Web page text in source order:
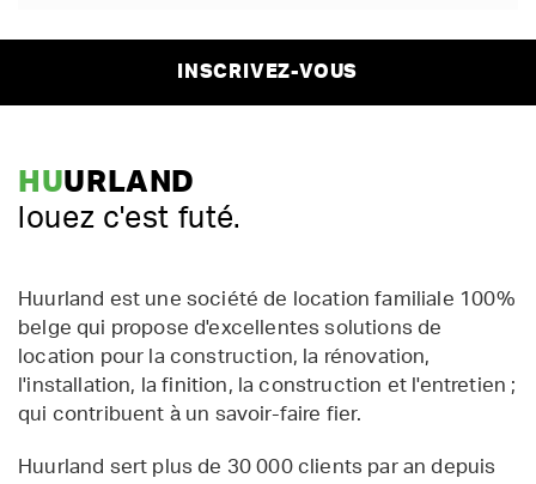
INSCRIVEZ-VOUS
HUURLAND
louez c'est futé.
Huurland est une société de location familiale 100%
belge qui propose d'excellentes solutions de
location pour la construction, la rénovation,
l'installation, la finition, la construction et l'entretien ;
qui contribuent à un savoir-faire fier.
Huurland sert plus de 30 000 clients par an depuis